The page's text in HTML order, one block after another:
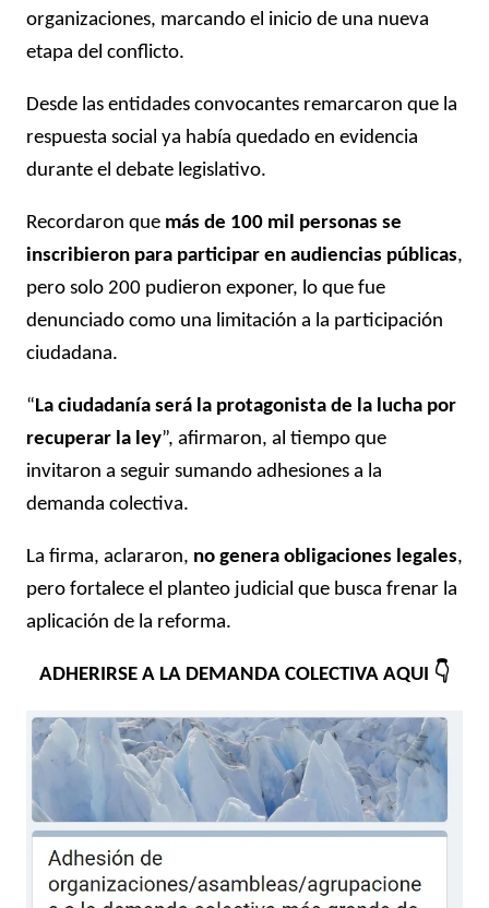
organizaciones, marcando el inicio de una nueva
etapa del conflicto.
Desde las entidades convocantes remarcaron que la
respuesta social ya había quedado en evidencia
durante el debate legislativo.
Recordaron que más de 100 mil personas se
inscribieron para participar en audiencias públicas,
pero solo 200 pudieron exponer, lo que fue
denunciado como una limitación a la participación
ciudadana.
“La ciudadanía será la protagonista de la lucha por
recuperar la ley”, afirmaron, al tiempo que
invitaron a seguir sumando adhesiones a la
demanda colectiva.
La firma, aclararon, no genera obligaciones legales,
pero fortalece el planteo judicial que busca frenar la
aplicación de la reforma.
ADHERIRSE A LA DEMANDA COLECTIVA AQUI 👇